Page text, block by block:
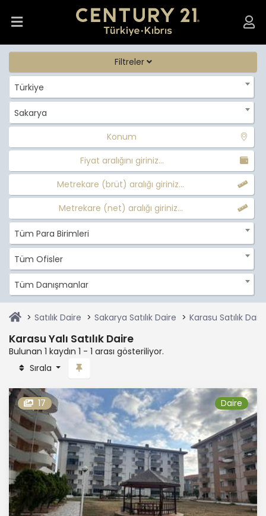
Filtreler
Türkiye
Sakarya
Konum
Fiyat aralığını giriniz...
Metrekare (brüt) aralığı giriniz...
Metrekare (net) aralığı giriniz...
Tüm Para Birimleri
Tüm Ofisler
Tüm Danışmanlar
Satılık Daire Sakarya Satılık Daire Karasu Satılık Daire
Karasu Yalı Satılık Daire
Bulunan 1 kaydın 1 - 1 arası gösteriliyor.
Sırala
17 Daire